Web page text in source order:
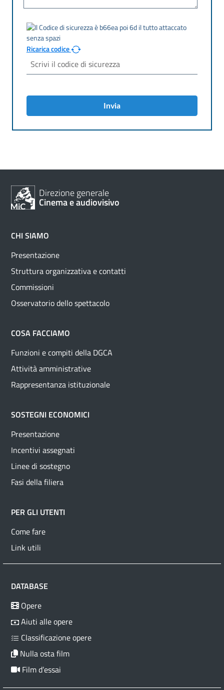
Ricarica codice
Invia
Direzione generale
Cinema e audiovisivo
CHI SIAMO
Presentazione
Struttura organizzativa e contatti
Commissioni
Osservatorio dello spettacolo
COSA FACCIAMO
Funzioni e compiti della DGCA
Attività amministrative
Rappresentanza istituzionale
SOSTEGNI ECONOMICI
Presentazione
Incentivi assegnati
Linee di sostegno
Fasi della filiera
PER GLI UTENTI
Come fare
Link utili
DATABASE
Opere
Aiuti alle opere
Classificazione opere
Nulla osta film
Film d’essai